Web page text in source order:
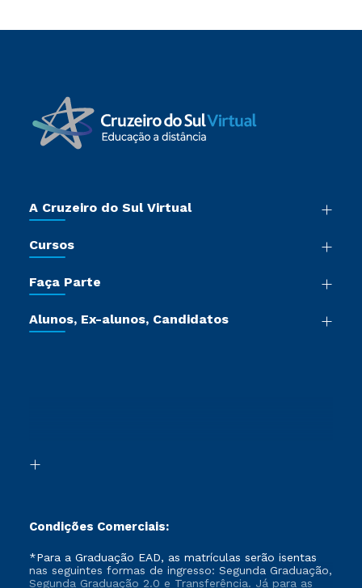
A Cruzeiro do Sul Virtual
Sala de Imprensa
Certificadoras
Jornada do Aluno
Cursos
Pós-graduação
Cursos Livres
Faça Parte
Vestibular Redação
Formação Pedagógica - R2
Alunos, Ex-alunos, Candidatos
Condições Comerciais:
*Para a Graduação EAD, as matrículas serão isentas
nas seguintes formas de ingresso: Segunda Graduação,
Segunda Graduação 2.0 e Transferência. Já para as